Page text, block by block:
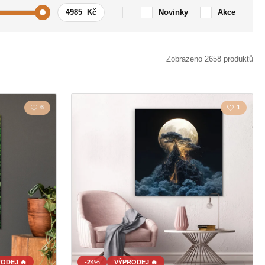
Novinky Akce
Krajina
Polygonal
Sovy
Zvíře
Zobrazeno 2658 produktů
🔥
6
-24% VÝPRODEJ 🔥
1